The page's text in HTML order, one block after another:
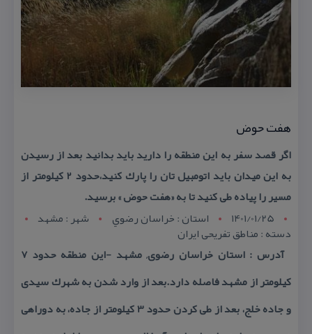
هفت حوض
اگر قصد سفر به این منطقه را دارید باید بدانید بعد از رسیدن
به این میدان باید اتومبیل تان را پارك كنید،حدود 2 كیلومتر از
مسیر را پیاده طی كنید تا به «هفت حوض » برسید.
1401/01/25
استان : خراسان رضوي شهر : مشهد
دسته : مناطق تفریحی ایران
آدرس : استان خراسان رضوی, مشهد -این منطقه حدود 7
كیلومتر از مشهد فاصله دارد.بعد از وارد شدن به شهرك سیدی
و جاده خلج، بعد از طی كردن حدود 3 كیلومتر از جاده، به دوراهی